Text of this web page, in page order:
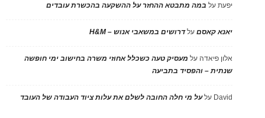
יפעתעל במה מתבטא ההחזר על ההשקעה בהכשרת עובדים
יאנא קאסםעלדרושים במשאבי אנוש – H&M
אלון פיאדה על מעסיק טעה כשכלל אחוזי משרה בחישוב ימי חופשה
שנתית – והפסיד בתביעה
David עלעל מי חלה החובה לשלם את עלות ציוד העבודה של העובד